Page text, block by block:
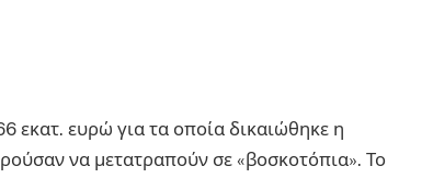
εκατ. ευρώ για τα οποία δικαιώθηκε η
να μετατραπούν σε «βοσκοτόπια». Το